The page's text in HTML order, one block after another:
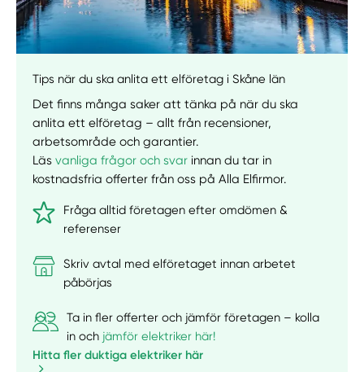
Tips när du ska anlita ett elföretag i Skåne län
Det finns många saker att tänka på när du ska
anlita ett elföretag – allt från recensioner,
arbetsområde och garantier.
Läsvanliga frågor och svar innan du tar in
kostnadsfria offerter från oss på Alla Elfirmor.
Fråga alltid företagen efter omdömen &
referenser
Skriv avtal med elföretaget innan arbetet
påbörjas
Ta in fler offerter och jämför företagen – kolla
in och jämför elektriker här!
Hitta fler duktiga elektriker här